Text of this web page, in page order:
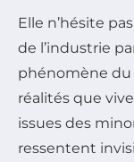
Elle n’hésite
de l’industrie
phénomène du
réalités que
issues des
ressentent